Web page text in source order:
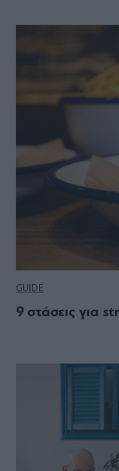
GUIDE
9 στάσεις για